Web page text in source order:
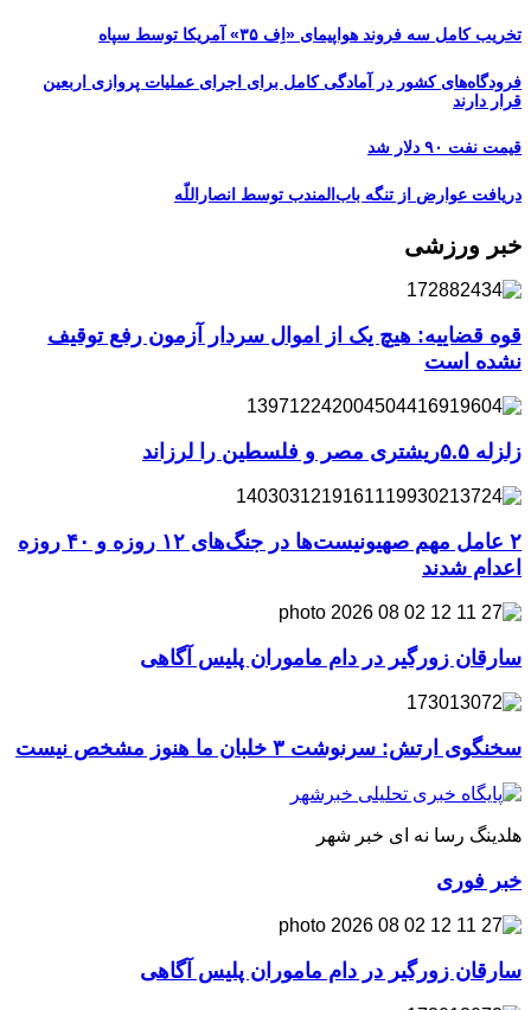
تخریب کامل سه فروند هواپیمای «اِف ۳۵» آمریکا توسط سپاه
فرودگاه‌های کشور در آمادگی کامل برای اجرای عملیات پروازی اربعین
قرار دارند
قیمت نفت ۹۰ دلار شد
دریافت عوارض از تنگه باب‌المندب توسط انصاراللّه
خبر ورزشی
قوه قضاییه: هیچ یک از اموال سردار آزمون رفع توقیف
نشده است
زلزله ۵.۵ریشتری مصر و فلسطین را لرزاند
۲ عامل مهم صهیونیست‌ها در جنگ‌های ۱۲ روزه و ۴۰ روزه
اعدام شدند
سارقان زورگیر در دام ماموران پلیس آگاهی
سخنگوی ارتش: سرنوشت ۳ خلبان ما هنوز مشخص نیست
هلدینگ رسا نه ای خبر شهر
خبر فوری
سارقان زورگیر در دام ماموران پلیس آگاهی